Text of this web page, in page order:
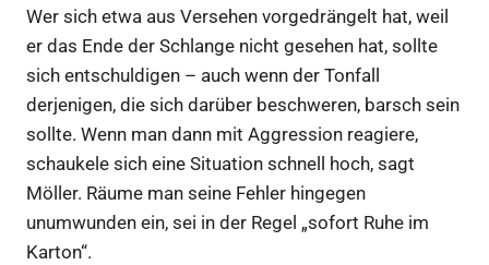
Wer sich etwa aus Versehen vorgedrängelt hat, weil
er das Ende der Schlange nicht gesehen hat, sollte
sich entschuldigen – auch wenn der Tonfall
derjenigen, die sich darüber beschweren, barsch sein
sollte. Wenn man dann mit Aggression reagiere,
schaukele sich eine Situation schnell hoch, sagt
Möller. Räume man seine Fehler hingegen
unumwunden ein, sei in der Regel „sofort Ruhe im
Karton“.